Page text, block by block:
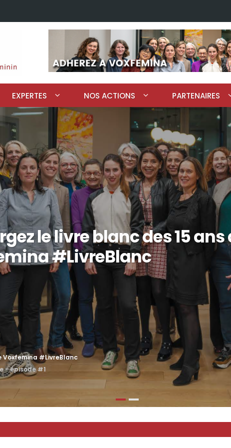
EXPERTES NOS ACTIONS PARTENAIRES
le livre blanc des 15
#LivreBlanc
Voxfemina #LivreBlanc
- épisode #1